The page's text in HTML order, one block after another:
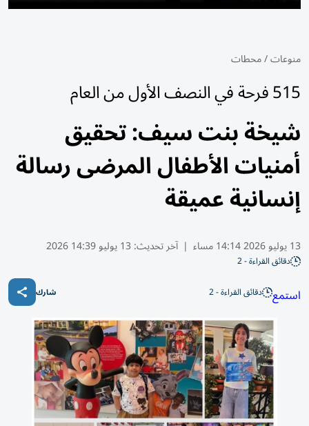
منوعات/محطات
515 فرحة في النصف الأول من العام
شيخة بنت سيف: تحقيق
أمنيات الأطفال المرضى رسالة
إنسانية عميقة
13 يوليو 2026 14:14 مساء | آخر تحديث: 13 يوليو 14:39 2026
دقائق القراءة - 2
استمع دقائق القراءة - 2 شارك